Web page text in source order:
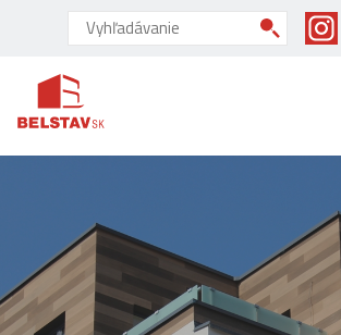
skip to main content
Vyhľadávanie: